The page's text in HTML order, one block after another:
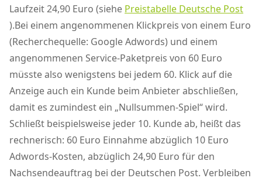
Laufzeit 24,90 Euro (siehe Preistabelle Deutsche Post
).Bei einem angenommenen Klickpreis von einem Euro
(Recherchequelle: Google Adwords) und einem
angenommenen Service-Paketpreis von 60 Euro
müsste also wenigstens bei jedem 60. Klick auf die
Anzeige auch ein Kunde beim Anbieter abschließen,
damit es zumindest ein „Nullsummen-Spiel“ wird.
Schließt beispielsweise jeder 10. Kunde ab, heißt das
rechnerisch: 60 Euro Einnahme abzüglich 10 Euro
Adwords-Kosten, abzüglich 24,90 Euro für den
Nachsendeauftrag bei der Deutschen Post. Verbleiben